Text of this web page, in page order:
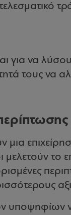
για να
τους να
μια
μελετούν το